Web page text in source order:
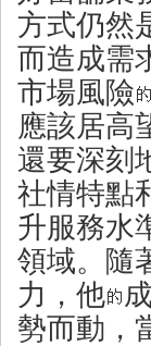
方式仍然
而造成需
市場風險
應該居高
還要深刻
社情特點
升服務水
領域。隨
力，他
勢而動，